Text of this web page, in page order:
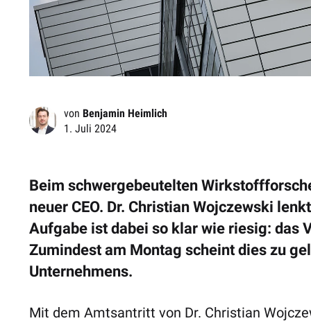
von Benjamin Heimlich
1. Juli 2024
Beim schwergebeutelten
neuer CEO. Dr. Christian Wojczewski
Aufgabe ist dabei so klar wie riesig: das
Zumindest am Montag scheint dies zu
Unternehmens.
Mit dem Amtsantritt von Dr. Christian